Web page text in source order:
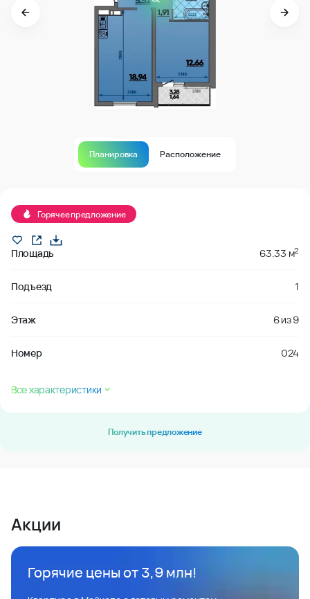
Планировка Расположение
Горячее предложение
Площадь 63.33 м2
Подъезд 1
Этаж 6из9
Номер 024
Все характеристики
Получить предложение
Акции
Горячие цены от 3,9 млн!